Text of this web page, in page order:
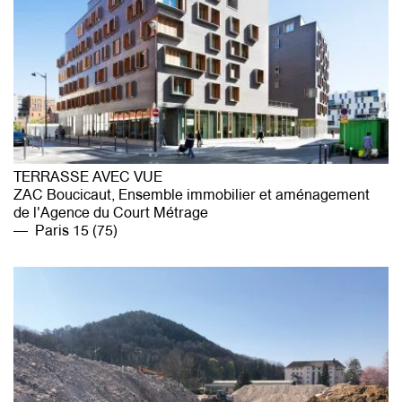
TERRASSE AVEC VUE
ZAC Boucicaut, Ensemble immobilier et aménagement
de l'Agence du Court Métrage
Paris 15 (75)